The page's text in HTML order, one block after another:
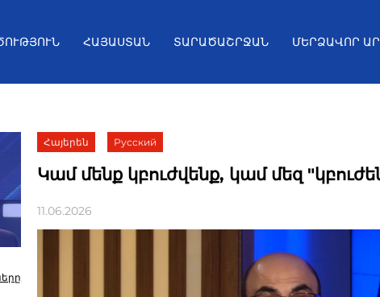
ՀԱՅԱՍՏԱՆ ՏԱՐԱԾԱՇՐՋԱՆ ՄԵՐՁԱՎՈՐ
Հայերեն Русский
Կամ մենք կբուժվենք, կամ մեզ
11.06.2026